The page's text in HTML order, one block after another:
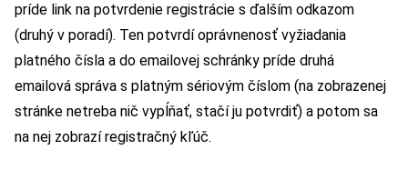
príde link na potvrdenie registrácie s ďalším odkazom
(druhý v poradí). Ten potvrdí oprávnenosť vyžiadania
platného čísla a do emailovej schránky príde druhá
emailová správa s platným sériovým číslom (na zobrazenej
stránke netreba nič vypĺňať, stačí ju potvrdiť) a potom sa
na nej zobrazí registračný kľúč.